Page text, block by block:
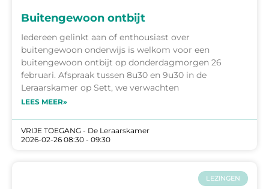
Buitengewoon ontbijt
Iedereen gelinkt aan of enthousiast over
buitengewoon onderwijs is welkom voor een
buitengewoon ontbijt op donderdagmorgen 26
februari. Afspraak tussen 8u30 en 9u30 in de
Leraarskamer op Sett, we verwachten
LEES MEER»
VRIJE TOEGANG - De Leraarskamer
2026-02-26 08:30 - 09:30
LEZINGEN